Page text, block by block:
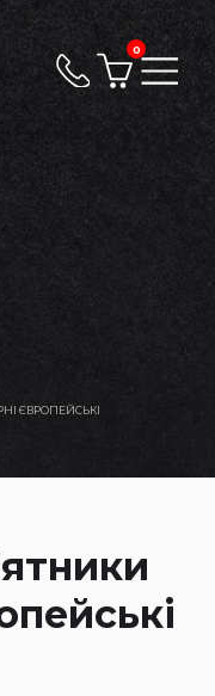
0
ЄВРОПЕЙСЬКІ